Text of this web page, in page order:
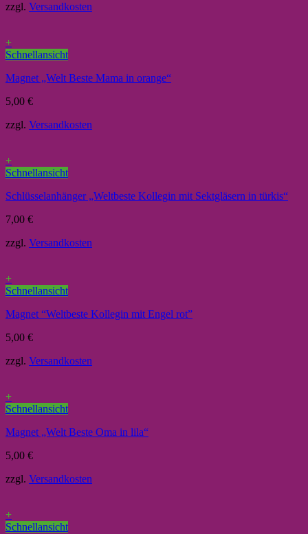
zzgl. Versandkosten
+
Schnellansicht
Magnet „Welt Beste Mama in orange“
5,00 €
zzgl. Versandkosten
+
Schnellansicht
Schlüsselanhänger „Weltbeste Kollegin mit Sektgläsern in türkis“
7,00 €
zzgl. Versandkosten
+
Schnellansicht
Magnet “Weltbeste Kollegin mit Engel rot”
5,00 €
zzgl. Versandkosten
+
Schnellansicht
Magnet „Welt Beste Oma in lila“
5,00 €
zzgl. Versandkosten
+
Schnellansicht